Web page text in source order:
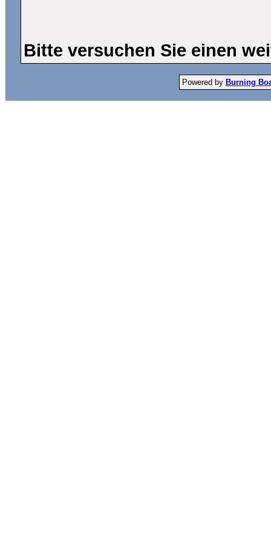
Bitte versuchen Sie einen
Powered by Burning